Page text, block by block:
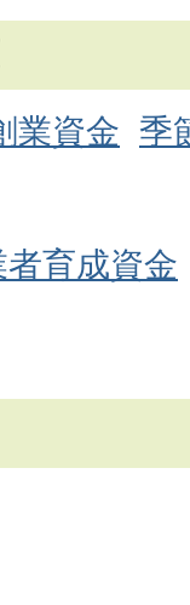
業資金 季
育成資金